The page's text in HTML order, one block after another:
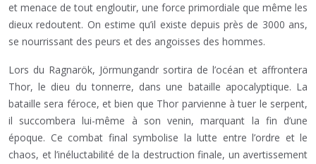
et menace de tout engloutir, une force primordiale que même les
dieux redoutent. On estime qu’il existe depuis près de 3000 ans,
se nourrissant des peurs et des angoisses des hommes.
Lors du Ragnarök, Jörmungandr sortira de l’océan et affrontera
Thor, le dieu du tonnerre, dans une bataille apocalyptique. La
bataille sera féroce, et bien que Thor parvienne à tuer le serpent,
il succombera lui-même à son venin, marquant la fin d’une
époque. Ce combat final symbolise la lutte entre l’ordre et le
chaos, et l’inéluctabilité de la destruction finale, un avertissement